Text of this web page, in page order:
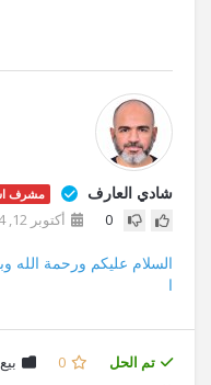
شادي العارف مشرف
0 أكتوبر 12, 2024 في 8:43 ص
السلام عليكم ورحمة
ا
تم الحل 0